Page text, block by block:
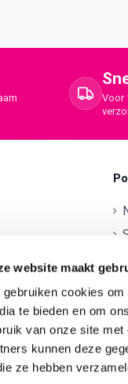
website maakt
gebruiken cookies
te bieden en om
van onze site
kunnen deze
ze hebben
Voor